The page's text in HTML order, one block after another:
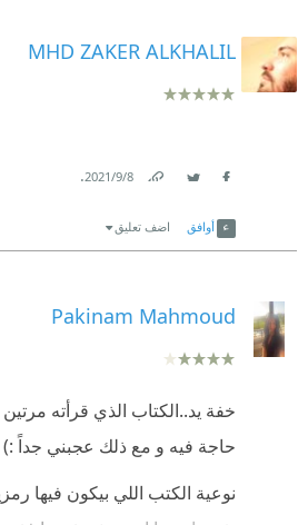
MHD ZAKER ALKHALIL
8‏/9‏/2021
.
أوافق اضف تعليق
Pakinam Mahmoud
خفة يد..الكتاب الذي قرأته
حاجة فيه و مع ذلك عجبني جداً :)
نوعية الكتب اللي بيكون فيها